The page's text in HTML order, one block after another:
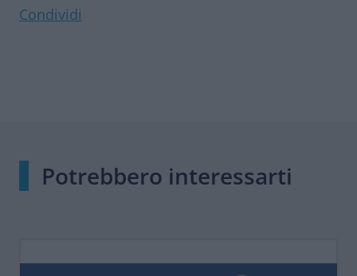
Condividi
Potrebbero interessarti